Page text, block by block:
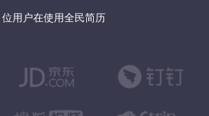
位用户在使用全民简历